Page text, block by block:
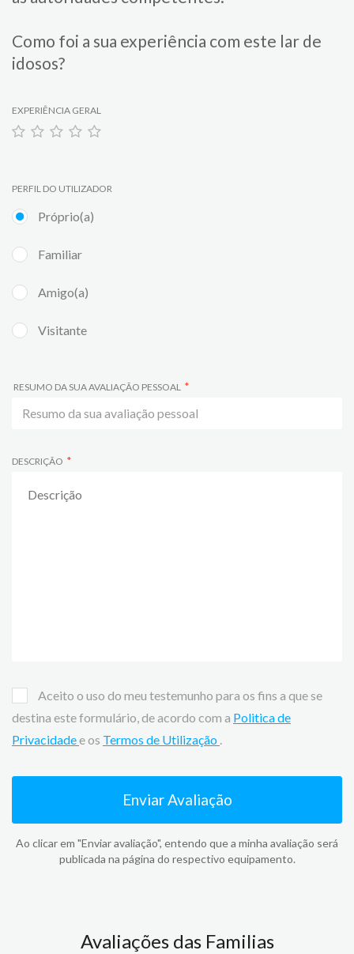
Como foi a sua experiência com este lar de
idosos?
EXPERIÊNCIA GERAL
PERFIL DO UTILIZADOR
Próprio(a)
Familiar
Amigo(a)
Visitante
RESUMO DA SUA AVALIAÇÃO PESSOAL
DESCRIÇÃO
Aceito o uso do meu testemunho para os fins a que se
destina este formulário, de acordo com a Politica de
Privacidadee os Termos de Utilização .
Enviar Avaliação
Ao clicar em "Enviar avaliação", entendo que a minha avaliação será
publicada na página do respectivo equipamento.
Avaliações das Familias